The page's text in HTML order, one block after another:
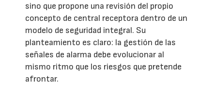
sino que propone una revisión del propio
concepto de central receptora dentro de un
modelo de seguridad integral. Su
planteamiento es claro: la gestión de las
señales de alarma debe evolucionar al
mismo ritmo que los riesgos que pretende
afrontar.